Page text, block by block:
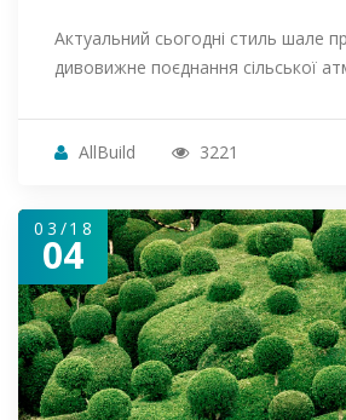
Актуальний сьогодні стиль шале
дивовижне поєднання сільської
AllBuild 3221
03/18
04